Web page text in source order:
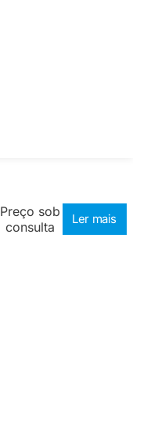
Preço sob
consulta
Ler mais